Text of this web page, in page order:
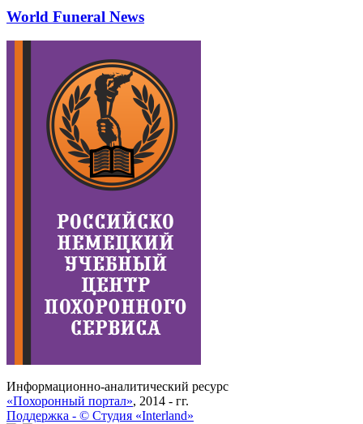
World Funeral News
Информационно-аналитический ресурс
«Похоронный портал», 2014 - гг.
Поддержка - © Cтудия «Interland»